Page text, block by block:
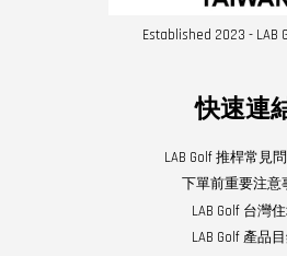
Established 2023 - LAB
快速連
LAB Golf 推桿常見問
下單前重要注意
LAB Golf 台灣
LAB Golf 產品